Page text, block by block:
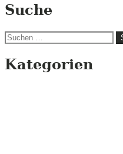
Suche
Suchen
Kategorien